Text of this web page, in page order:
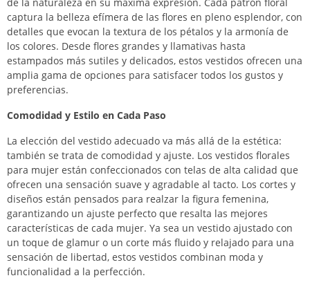
captura la belleza efímera de las flores en pleno esplendor, con
detalles que evocan la textura de los pétalos y la armonía de
los colores. Desde flores grandes y llamativas hasta
estampados más sutiles y delicados, estos vestidos ofrecen una
amplia gama de opciones para satisfacer todos los gustos y
preferencias.
Comodidad y Estilo en Cada Paso
La elección del vestido adecuado va más allá de la estética:
también se trata de comodidad y ajuste. Los vestidos florales
para mujer están confeccionados con telas de alta calidad que
ofrecen una sensación suave y agradable al tacto. Los cortes y
diseños están pensados para realzar la figura femenina,
garantizando un ajuste perfecto que resalta las mejores
características de cada mujer. Ya sea un vestido ajustado con
un toque de glamur o un corte más fluido y relajado para una
sensación de libertad, estos vestidos combinan moda y
funcionalidad a la perfección.